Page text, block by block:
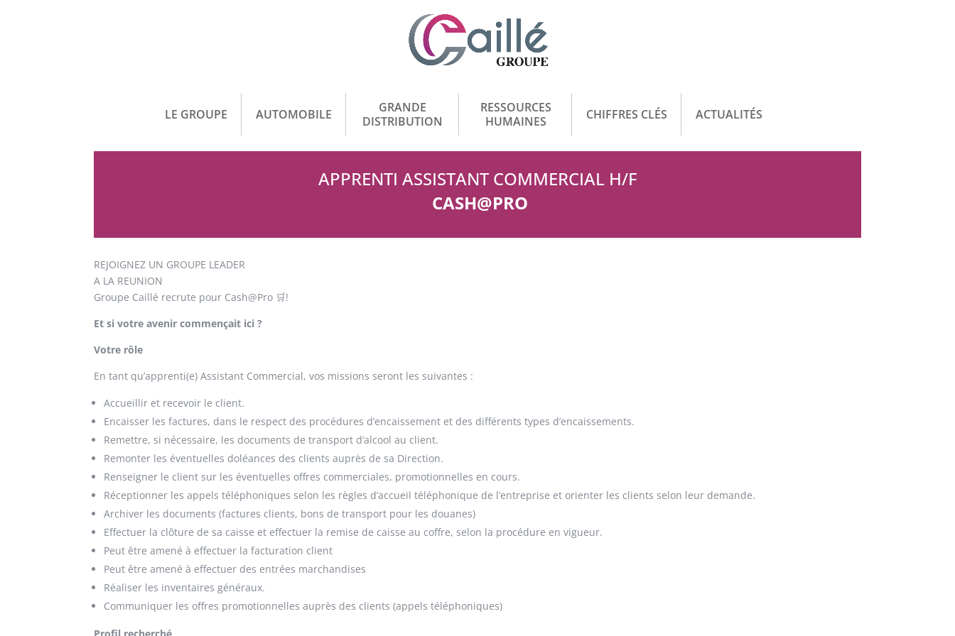
LE GROUPE AUTOMOBILE
GRANDE
DISTRIBUTION
RESSOURCES
HUMAINES
CHIFFRES CLÉS ACTUALITÉS
APPRENTI ASSISTANT COMMERCIAL H/F
CASH@PRO
REJOIGNEZ UN GROUPE LEADER
A LA REUNION
Groupe Caillé recrute pour Cash@Pro 🛒!
Et si votre avenir commençait ici ?
Votre rôle
En tant qu’apprenti(e) Assistant Commercial, vos missions seront les suivantes :
Accueillir et recevoir le client.
Encaisser les factures, dans le respect des procédures d’encaissement et des différents types d’encaissements.
Remettre, si nécessaire, les documents de transport d’alcool au client.
Remonter les éventuelles doléances des clients auprès de sa Direction.
Renseigner le client sur les éventuelles offres commerciales, promotionnelles en cours.
Réceptionner les appels téléphoniques selon les règles d’accueil téléphonique de l’entreprise et orienter les clients selon leur demande.
Archiver les documents (factures clients, bons de transport pour les douanes)
Effectuer la clôture de sa caisse et effectuer la remise de caisse au coffre, selon la procédure en vigueur.
Peut être amené à effectuer la facturation client
Peut être amené à effectuer des entrées marchandises
Réaliser les inventaires généraux.
Communiquer les offres promotionnelles auprès des clients (appels téléphoniques)